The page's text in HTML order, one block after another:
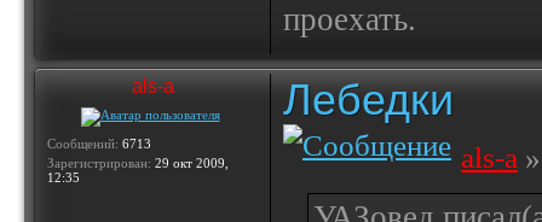
проехать.
als-a
Сообщений: 6713
Зарегистрирован: 29 окт 2009,
12:35
Лебедки
als-a